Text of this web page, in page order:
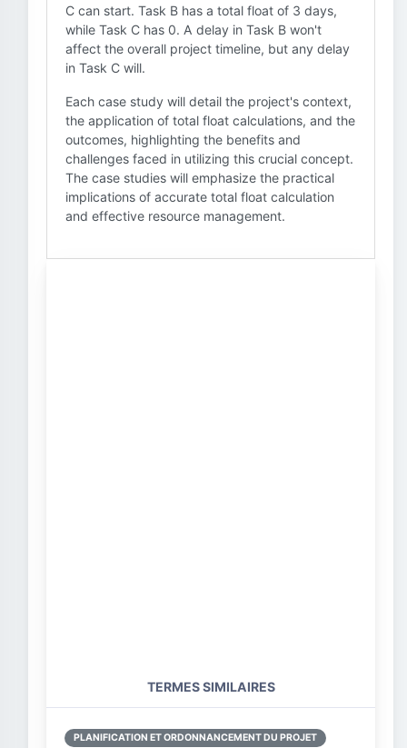
C can start. Task B has a total float of 3 days,
while Task C has 0. A delay in Task B won't
affect the overall project timeline, but any delay
in Task C will.
Each case study will detail the project's context,
the application of total float calculations, and the
outcomes, highlighting the benefits and
challenges faced in utilizing this crucial concept.
The case studies will emphasize the practical
implications of accurate total float calculation
and effective resource management.
TERMES SIMILAIRES
PLANIFICATION ET ORDONNANCEMENT DU PROJET